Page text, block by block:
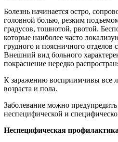
Болезнь начинается остро,
головной болью, резким
градусов, тошнотой, рвотой.
которые наиболее часто
грудного и поясничного отделов
Внешний вид больного
покраснение нередко
К заражению восприимчивы все
возраста и пола.
Заболевание можно
неспецифической и
Неспецифическая